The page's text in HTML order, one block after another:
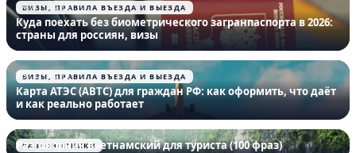
ВИЗЫ, ПРАВИЛА ВЪЕЗДА И ВЫЕЗДА
24.01.2026
Куда поехать без биометрического загранпаспорта в 2026:
страны для россиян, визы
ВИЗЫ, ПРАВИЛА ВЪЕЗДА И ВЫЕЗДА
25.12.2025
Карта АТЭС (ABTC) для граждан РФ: как оформить, что даёт
и как реально работает
РАЗГОВОРНИКИ
Разговорник вьетнамский для туриста (100 фраз)